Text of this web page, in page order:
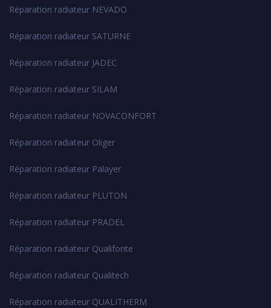
Réparation radiateur NEVADO
Réparation radiateur SATURNE
Réparation radiateur JADEC
Réparation radiateur SILAM
Réparation radiateur NOVACONFORT
Réparation radiateur Oliger
Réparation radiateur Palayer
Réparation radiateur PLUTON
Réparation radiateur PRADEL
Réparation radiateur Qualifonte
Réparation radiateur Qualitech
Réparation radiateur QUALITHERM